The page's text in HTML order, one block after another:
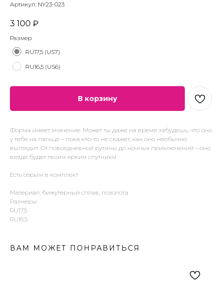
Артикул: NY23-023
3 100 ₽
Размер
RU17,5 (US7)
RU16,5 (US6)
В корзину
Форма имеет значение. Может ты даже на время забудешь, что оно
у тебя на пальце – пока кто-то не скажет, как оно необычно
выглядит. От повседневной рутины до ночных приключений – оно
везде будет твоим ярким спутникм.
Есть серьги в комплект
Материал: бижутерный сплав, позолота
Размеры:
RU17,5
RU16,5
ВАМ МОЖЕТ ПОНРАВИТЬСЯ